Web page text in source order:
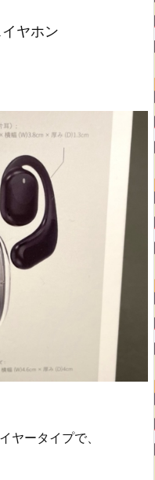
ヤホン
ヤータイプで、